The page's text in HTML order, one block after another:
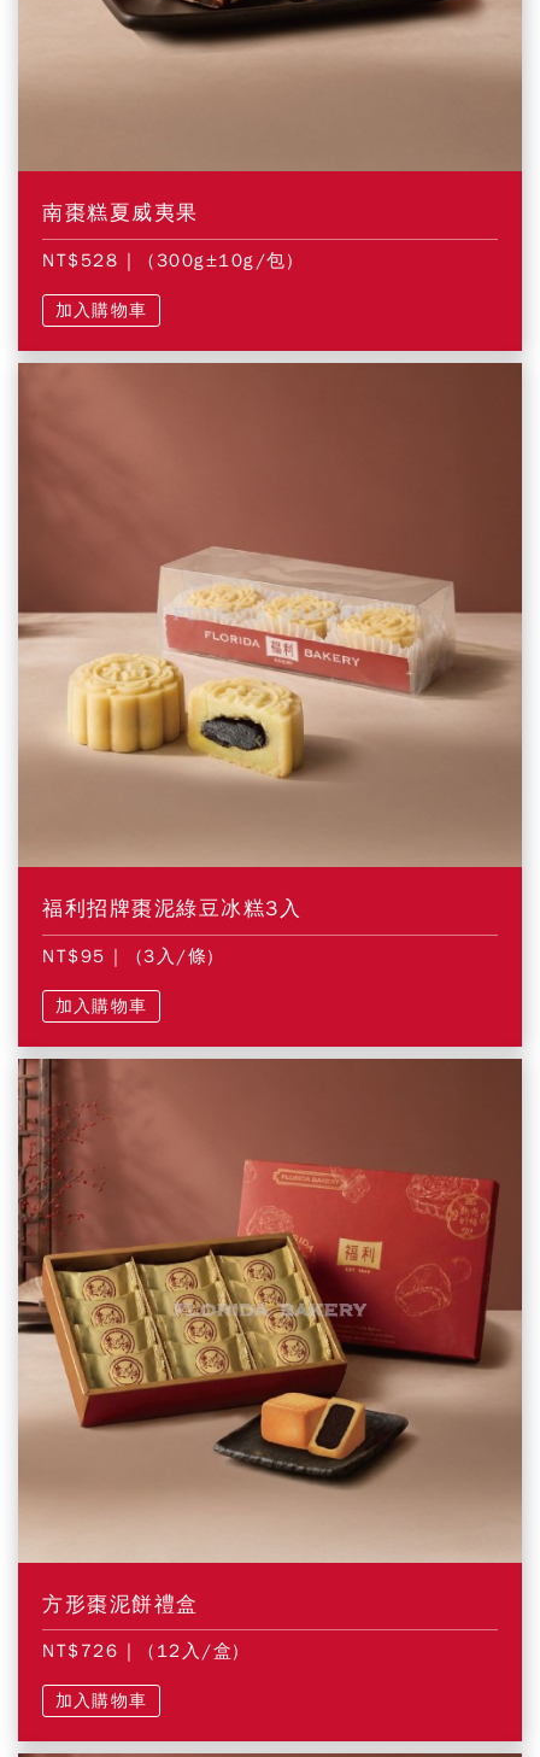
南棗糕夏威夷果
NT$528 | (300g±10g/包)
加入購物車
福利招牌棗泥綠豆冰糕3入
NT$95 | (3入/條)
加入購物車
方形棗泥餅禮盒
NT$726 | (12入/盒)
加入購物車